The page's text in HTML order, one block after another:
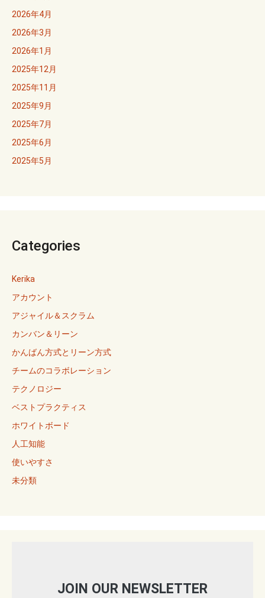
2026年4月
2026年3月
2026年1月
2025年12月
2025年11月
2025年9月
2025年7月
2025年6月
2025年5月
Categories
Kerika
アカウント
アジャイル＆スクラム
カンバン＆リーン
かんばん方式とリーン方式
チームのコラボレーション
テクノロジー
ベストプラクティス
ホワイトボード
人工知能
使いやすさ
未分類
JOIN OUR NEWSLETTER